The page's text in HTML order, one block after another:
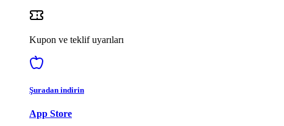
Kupon ve teklif uyarıları
Şuradan indirin
App Store